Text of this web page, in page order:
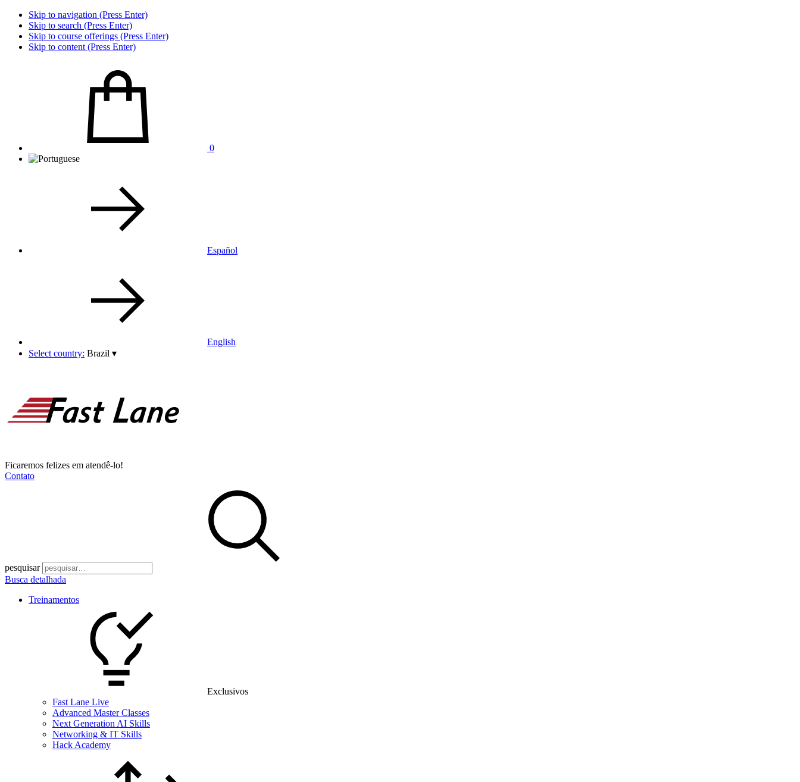
Skip to navigation (Press Enter)
Skip to search (Press Enter)
Skip to course offerings (Press Enter)
Skip to content (Press Enter)
0
Español
English
Select country: Brazil ▾
Ficaremos felizes em atendê-lo!
Contato
pesquisar
Busca detalhada
Treinamentos
Exclusivos
Fast Lane Live
Advanced Master Classes
Next Generation AI Skills
Networking & IT Skills
Hack Academy